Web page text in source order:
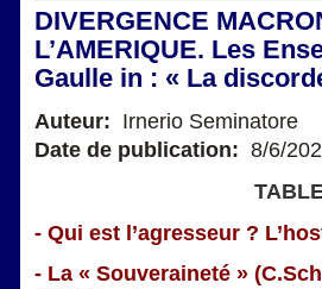
DIVERGENCE
L’AMERIQUE. Les
Gaulle in : « La
Auteur: Irnerio Seminatore
Date de publication: 8/6/
- Qui est l’agresseur ?
- La « Souveraineté »